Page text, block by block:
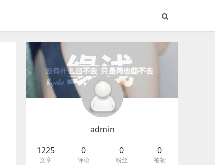
admin
1225
文章
0
评论
0
粉丝
0
被赞